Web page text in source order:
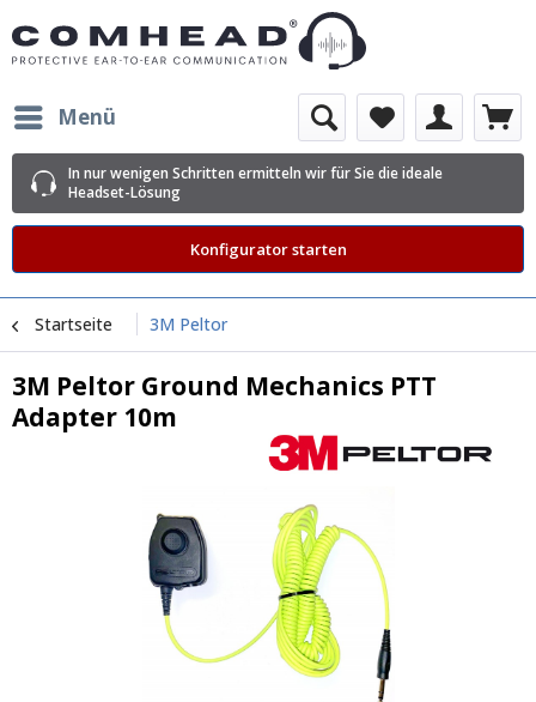
Menü
In nur wenigen Schritten ermitteln wir für Sie die ideale
Headset-Lösung
Konfigurator starten
Startseite 3M Peltor
3M Peltor Ground Mechanics PTT
Adapter 10m